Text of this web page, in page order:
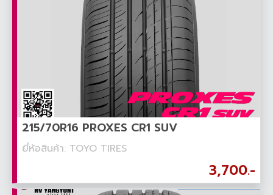
215/70R16 PROXES CR1 SUV
ยี่ห้อสินค้า: TOYO TIRES
3,700.-